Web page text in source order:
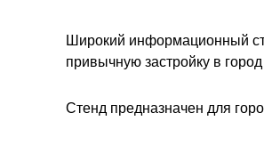
Широкий информационный
привычную застройку в
Стенд предназначен для